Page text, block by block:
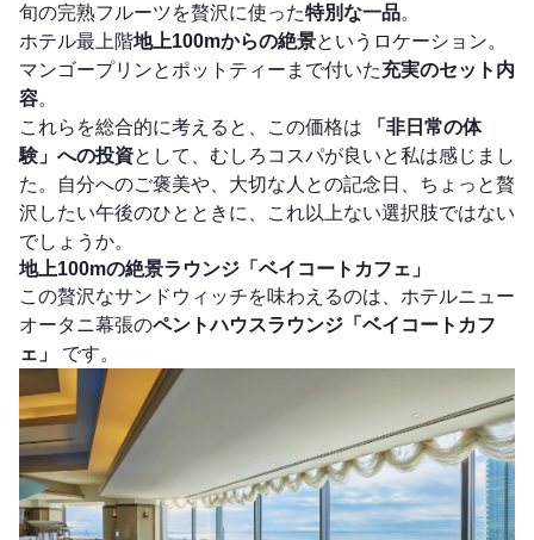
旬の完熟フルーツを贅沢に使った特別な一品。
ホテル最上階地上100mからの絶景というロケーション。
マンゴープリンとポットティーまで付いた充実のセット内
容。
これらを総合的に考えると、この価格は
「非日常の体
験」への投資として、むしろコスパが良いと私は感じまし
た。自分へのご褒美や、大切な人との記念日、ちょっと贅
沢したい午後のひとときに、これ以上ない選択肢ではない
でしょうか。
地上100mの絶景ラウンジ「ベイコートカフェ」
この贅沢なサンドウィッチを味わえるのは、ホテルニュー
オータニ幕張のペントハウスラウンジ「ベイコートカフ
ェ」
です。